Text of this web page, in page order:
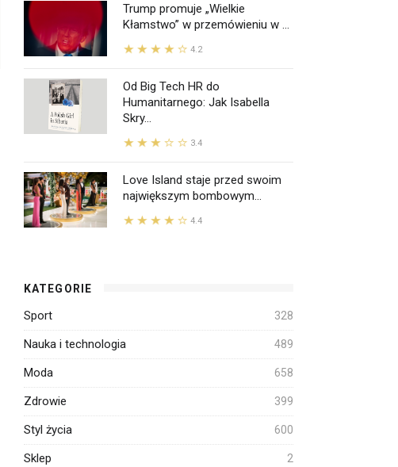
Trump promuje „Wielkie
Kłamstwo” w przemówieniu w ...
4.2
Od Big Tech HR do
Humanitarnego: Jak Isabella
Skry...
3.4
Love Island staje przed swoim
największym bombowym...
4.4
KATEGORIE
Sport 328
Nauka i technologia 489
Moda 658
Zdrowie 399
Styl życia 600
Sklep 2